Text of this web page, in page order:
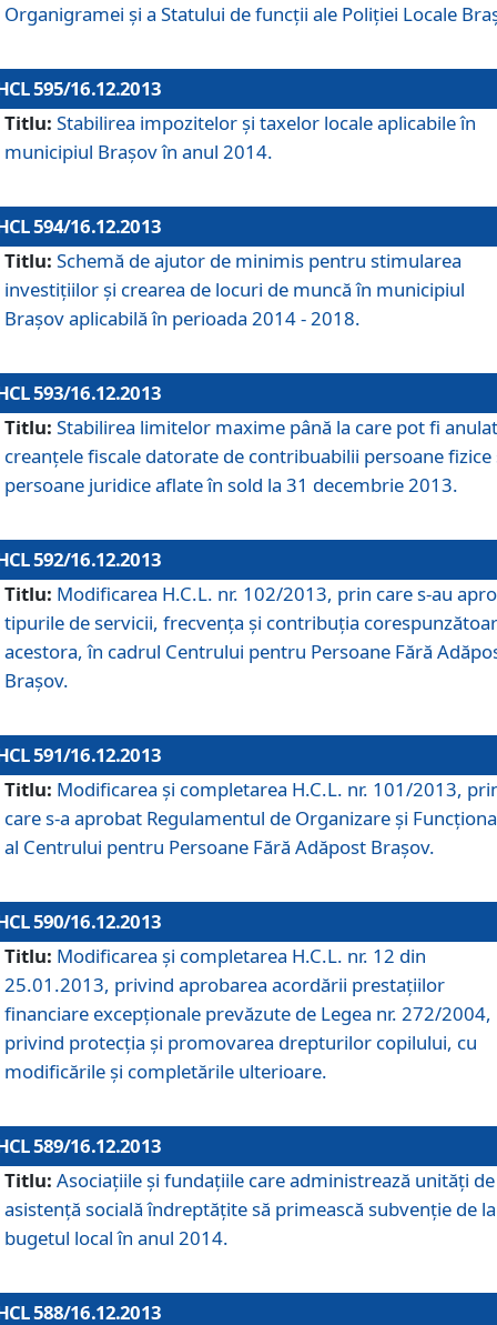
Organigramei şi a Statului de funcţii ale Poliţiei Locale
595/16.12.2013
Titlu: Stabilirea impozitelor şi taxelor locale aplicabile în
municipiul Braşov în anul 2014.
594/16.12.2013
Titlu: Schemă de ajutor de minimis pentru stimularea
investiţiilor şi crearea de locuri de muncă în municipiul
Braşov aplicabilă în perioada 2014 - 2018.
593/16.12.2013
Titlu: Stabilirea limitelor maxime până la care pot fi
creanţele fiscale datorate de contribuabilii persoane fizice
persoane juridice aflate în sold la 31 decembrie 2013.
592/16.12.2013
Titlu: Modificarea H.C.L. nr. 102/2013, prin care s-au
tipurile de servicii, frecvenţa şi contribuţia
acestora, în cadrul Centrului pentru Persoane Fără
Braşov.
591/16.12.2013
Titlu: Modificarea şi completarea H.C.L. nr. 101/2013,
care s-a aprobat Regulamentul de Organizare şi
al Centrului pentru Persoane Fără Adăpost Braşov.
590/16.12.2013
Titlu: Modificarea şi completarea H.C.L. nr. 12 din
25.01.2013, privind aprobarea acordării prestaţiilor
financiare excepţionale prevăzute de Legea nr. 272/2004,
privind protecţia şi promovarea drepturilor copilului, cu
modificările şi completările ulterioare.
589/16.12.2013
Titlu: Asociaţiile şi fundaţiile care administrează unităţi de
asistenţă socială îndreptăţite să primească subvenţie de la
bugetul local în anul 2014.
588/16.12.2013